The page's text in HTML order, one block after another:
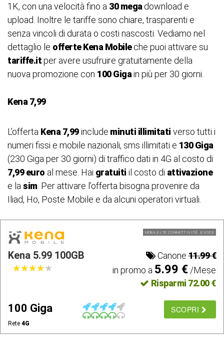
1K, con una velocità fino a 30 mega download e
upload. Inoltre le tariffe sono chiare, trasparenti e
senza vincoli di durata o costi nascosti. Vediamo nel
dettaglio le offerte Kena Mobileche puoi attivare su
tariffe.itper avere usufruire gratuitamente della
nuova promozione con 100 Gigain più per 30 giorni.
Kena 7,99
L’offerta Kena 7,99include minuti illimitati verso tutti i
numeri fissi e mobile nazionali, sms illimitati e 130 Giga
(230 Giga per 30 giorni) di traffico dati in 4G al costo di
7,99 euro al mese. Hai gratuiti il costo di attivazione
e la sim . Per attivare l’offerta bisogna provenire da
Iliad, Ho, Poste Mobile e da alcuni operatori virtuali.
MOBILE LTE CONNETTIVITÃ E VOCE
Kena 5.99 100GB Canone11.99 €
★★★★★
★★★★★ in promo a 5.99 €/Mese
Risparmi 72.00 €
100 Giga
Rete 4G
SCOPRI